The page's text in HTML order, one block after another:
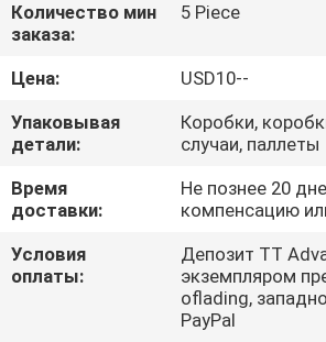
ПРОВЕРКА
КАЧЕСТВА
СВЯЖИТЕСЬ
МЫ
СПРОСИТЕ
ЦИТАТУ
Количество мин
заказа:
5 Piece
Цена:
USD10--
Упаковывая
детали:
Коробки,
случаи, паллеты
Время
доставки:
Не познее 20
компенсацию
Условия
оплаты:
Депозит TT
экземпляром
oflading,
PayPal